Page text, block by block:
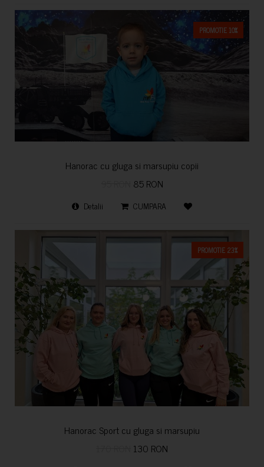
PROMOTIE 10%
Hanorac cu gluga si marsupiu copii
85 RON
Detalii CUMPARA
PROMOTIE 23%
Hanorac Sport cu gluga si marsupiu
130 RON